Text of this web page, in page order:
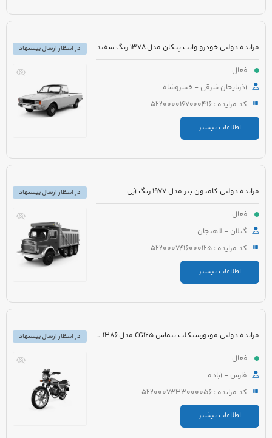
مزایده دولتی خودرو وانت پیکان مدل 1378 رنگ سفید
فعال
آذربایجان شرقی - خسروشاه
کد مزایده : 5220000167000416
اطلاعات بیشتر
در انتظار ارسال پیشنهاد
مزایده دولتی کامیون بنز مدل 1977 رنگ آبی
فعال
گیلان - لاهیجان
کد مزایده : 5220007416000125
اطلاعات بیشتر
در انتظار ارسال پیشنهاد
مزایده دولتی موتورسیکلت تیماس CG125 مدل 1386 رنگ قرمز
فعال
فارس - آباده
کد مزایده : 5220007333000056
اطلاعات بیشتر
در انتظار ارسال پیشنهاد